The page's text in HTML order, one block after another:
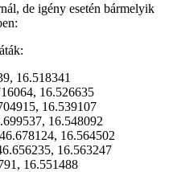
de igény esetén bármelyik
16.518341
16.526635
16.539107
16.548092
16.564502
16.563247
16.551488